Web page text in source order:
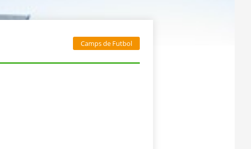
Camps de Futbol